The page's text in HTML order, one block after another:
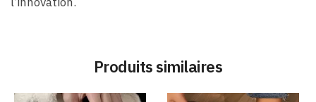
Produits similaires